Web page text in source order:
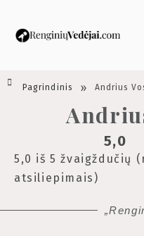
Pagrindinis » Andrius
5,0
5,0 iš 5 žvaigždučių
atsiliepimais)